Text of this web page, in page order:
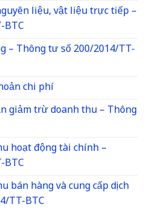
liệu, vật liệu trực tiếp –
– Thông tư số 200/2014/TT-
chi phí
giảm trừ doanh thu – Thông
hoạt động tài chính –
bán hàng và cung cấp dịch
TT-BTC